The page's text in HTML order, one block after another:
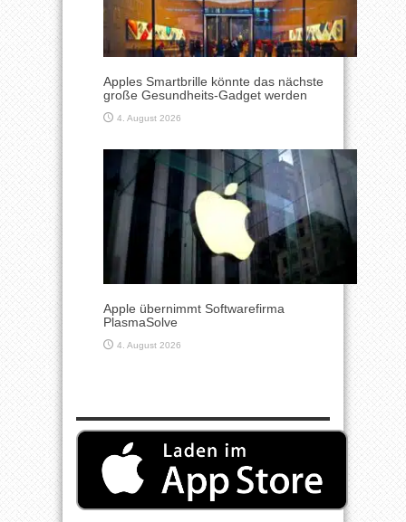
Apples Smartbrille könnte das nächste
große Gesundheits-Gadget werden
4. August 2026
Apple übernimmt Softwarefirma
PlasmaSolve
4. August 2026